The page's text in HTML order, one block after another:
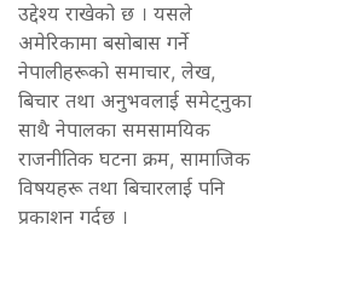
उद्देश्य राखेको छ । यसले
अमेरिकामा बसोबास गर्ने
नेपालीहरूको समाचार, लेख,
बिचार तथा अनुभवलाई समेट्नुका
साथै नेपालका समसामयिक
राजनीतिक घटना क्रम, सामाजिक
विषयहरू तथा बिचारलाई पनि
प्रकाशन गर्दछ ।